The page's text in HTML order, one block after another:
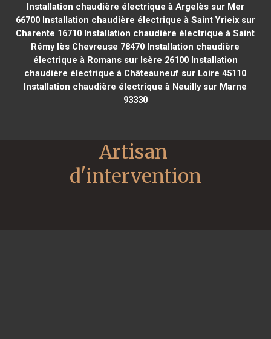
Installation chaudière électrique à Argelès sur Mer
66700Installation chaudière électrique à Saint Yrieix sur
Charente 16710 Installation chaudière électrique à Saint
Rémy lès Chevreuse 78470 Installation chaudière
électrique à Romans sur Isère 26100Installation
chaudière électrique à Châteauneuf sur Loire 45110
Installation chaudière électrique à Neuilly sur Marne
93330
Artisan
d'intervention